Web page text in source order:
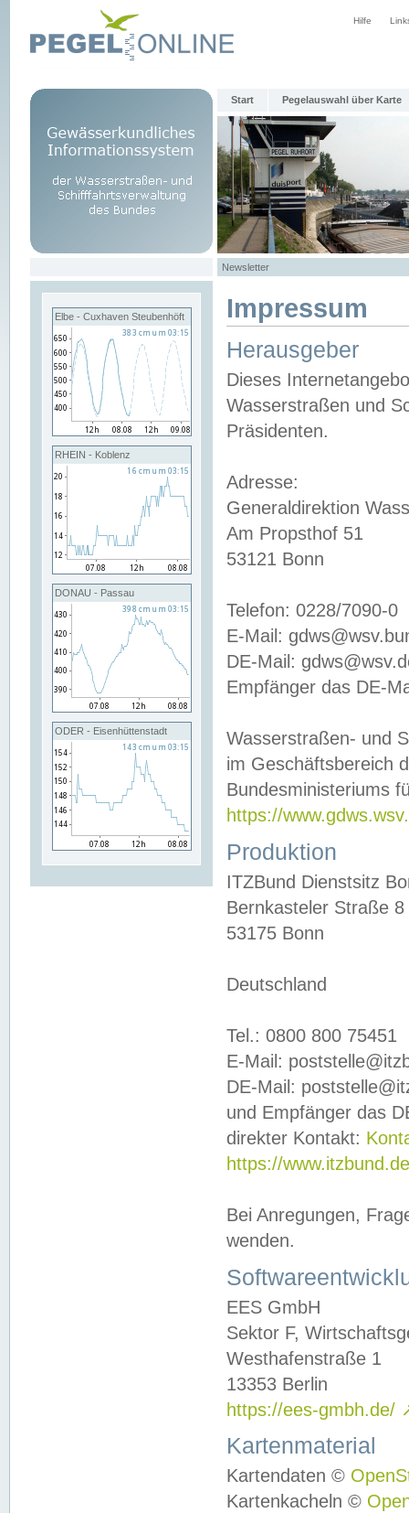
Hilfe
Start Pegelauswahl über Karte
Newsletter
Elbe - Cuxhaven Steubenhöft
RHEIN - Koblenz
DONAU - Passau
ODER - Eisenhüttenstadt
Impressum
Herausgeber
Dieses
Wasserstraßen und
Präsidenten.
Adresse:
Generaldirektion
Am Propsthof 51
53121 Bonn
Telefon: 0228/7090-0
E-Mail:
DE-Mail:
Empfänger das DE-
Wasserstraßen- und
im Geschäftsbereich
Bundesministeriums
https://
Produktion
ITZBund Dienstsitz
Bernkasteler Straße 8
53175 Bonn
Deutschland
Tel.: 0800 800 75451
E-Mail:
DE-Mail:
und Empfänger das
direkter Kontakt:
https://
Bei Anregungen,
wenden.
EES GmbH
Sektor F,
Westhafenstraße 1
13353 Berlin
https://ees-gmbh.de/
Kartenmaterial
Kartendaten ©
Kartenkacheln ©